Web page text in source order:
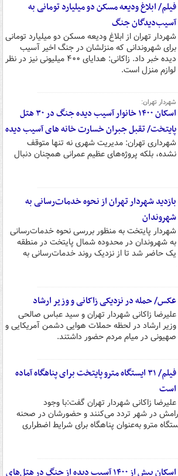
فیلم/ ابلاغ ودیعه مسکن دو میلیارد تومانی به
آسیب‌دیدگان جنگ
شهردار تهران از ابلاغ ودیعه مسکن دو میلیارد تومانی
برای شهروندانی که منزلشان در جنگ اخیر آسیب
دیده خبر داد. زاکانی: هدایای ۴۰۰ میلیونی نیز در نظر
منزل است.
شهردار تهران:
اسکان ۱۴۰۰ خانوار آسیب دیده جنگ در ۳۰ هتل
پایتخت/ تقبل جبران خسارت خانه های آسیب دیده
شهرداری تهران: مدیریت شهری نه تنها متوقف
نشده، بلکه پروژه‌های عظیم عمرانی همچنان دنبال
بازدید شهردار تهران از نحوه خدمات‌رسانی به
شهروندان
شهردار پایتخت به منظور بررسی نحوه خدمات‌رسانی
به شهروندان در محدوده شمال پایتخت در منطقه
یک حاضر شد تا از نزدیک روند خدمات‌رسانی به
عکس/ حمله در نزدیکی زاکانی و وزیر ارشاد
علیرضا زاکانی شهردار تهران و سید عباس صالحی
وزیر ارشاد در لحظه حملات هوایی دشمن آمریکایی و
صهیونی در میام مردم حضور داشتند.
فیلم/ ۳۱ ایستگاه مترو پایتخت برای پناهگاه آماده
است
علیرضا زاکانی شهردار تهران گفت:با وجود
آرامش در شهر تردد می‌کنند و حضورشان در صحنه
دارد. همچنین۳۱ایستگاه مترو به‌عنوان پناهگاه برای شرایط اضطراری
اسکان بیش از ۱۴۰۰ آسیب دیده از جنگ در هتل‌های